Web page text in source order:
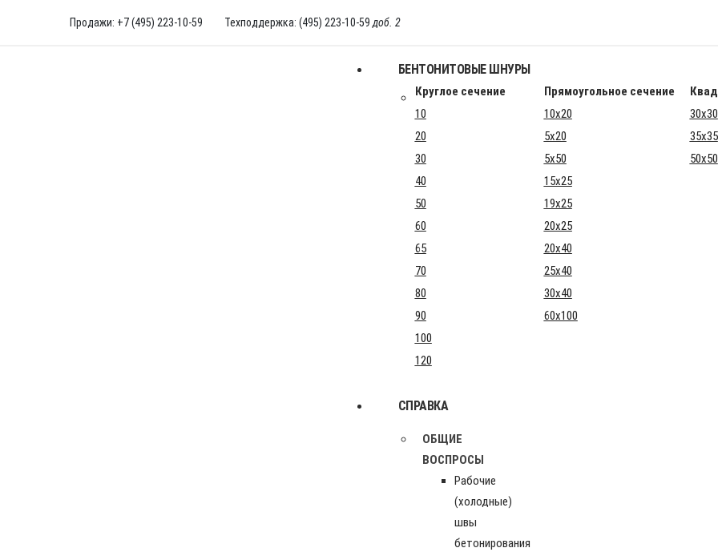
Продажи: +7 (495) 223-10-59 Техподдержка: (495) 223-10-59 доб. 2
БЕНТОНИТОВЫЕ ШНУРЫ
Круглое сечение Прямоугольное сечение
10
10x20
30x30
20
5x20
35x35
30
5x50
50x50
40
15x25
50
19x25
60
20x25
65
20x40
70
25x40
80
30x40
90
60x100
100
120
СПРАВКА
ОБЩИЕ
ВОСПРОСЫ
Рабочие
(холодные)
швы
бетонирования